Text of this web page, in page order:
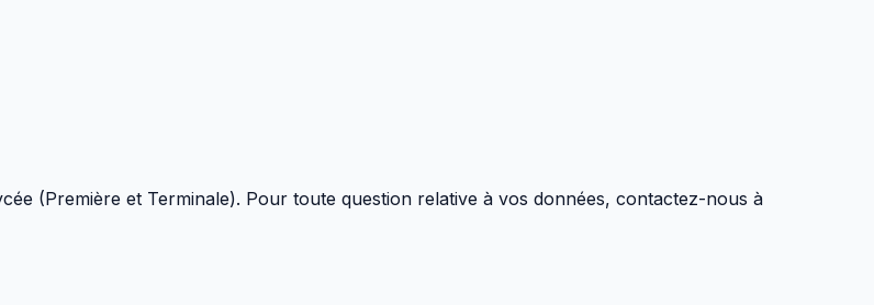
(Première et Terminale). Pour toute question relative à vos données, contactez-nous à